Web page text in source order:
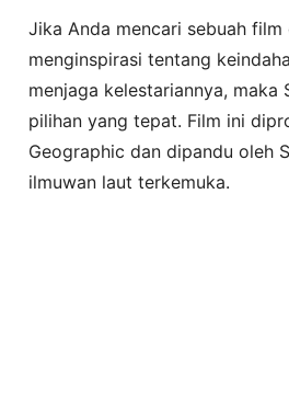
Jika Anda mencari sebuah
menginspirasi tentang
menjaga kelestariannya, maka
pilihan yang tepat. Film ini
Geographic dan dipandu oleh
ilmuwan laut terkemuka.